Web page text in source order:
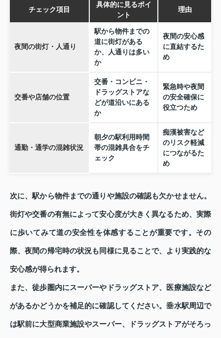
チェック項目
具体的に見るポイ
ント
理由
夜間の街灯・人通り
駅から物件までの
道に街灯がある
か、人通りは多い
か
夜間の安心感
に直結するた
め
交番や店舗の位置
交番・コンビニ・
ドラッグストアな
どが道沿いにある
か
緊急時や夜間
の安全確保に
役立つため
通勤・通学の混雑状況
朝夕の駅利用時間
帯の混雑具合をチ
ェック
痴漢被害など
のリスク軽減
につながるた
め
次に、駅から物件までの通りや施設の確認も欠かせません。
街灯や交番の有無によって安心度が大きく異なるため、実際
に歩いてみて道の安全性を体感することが重要です。その
際、夜間の帰宅時の状況も同様に見ることで、より実践的な
安心感が得られます。
また、徒歩圏内にスーパーやドラッグストア、医療施設など
があるかどうかを補足的に確認してください。垂水駅周辺で
は駅前に大型商業施設やスーパー、ドラッグストアがそろっ